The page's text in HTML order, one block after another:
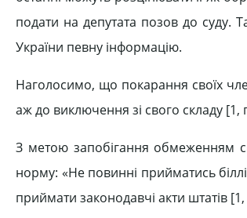
подати на депутата позов до суду.
України певну інформацію.
Наголосимо, що покарання своїх
аж до виключення зі свого складу [1,
З метою запобігання обмеженням
норму: «Не повинні прийматись
приймати законодавчі акти штатів [1,